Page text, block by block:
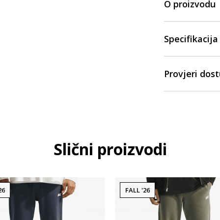
O proizvodu
Specifikacija
Provjeri
Slični proizvodi
FALL '26